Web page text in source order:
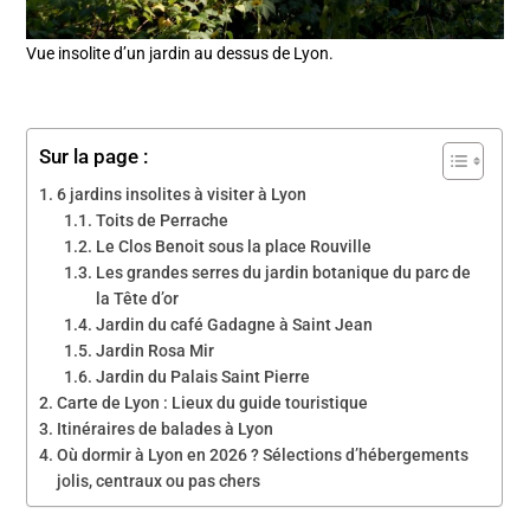
Vue insolite d’un jardin au dessus de Lyon.
Sur la page :
6 jardins insolites à visiter à Lyon
Toits de Perrache
Le Clos Benoit sous la place Rouville
Les grandes serres du jardin botanique du parc de
la Tête d’or
Jardin du café Gadagne à Saint Jean
Jardin Rosa Mir
Jardin du Palais Saint Pierre
Carte de Lyon : Lieux du guide touristique
Itinéraires de balades à Lyon
Où dormir à Lyon en 2026 ? Sélections d’hébergements
jolis, centraux ou pas chers